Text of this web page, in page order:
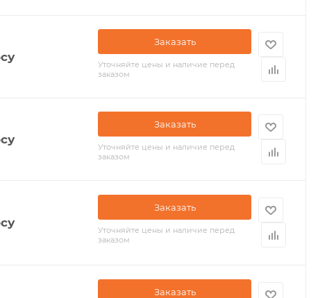
Заказать
Уточняйте цены и наличие перед
заказом
Заказать
Уточняйте цены и наличие перед
заказом
Заказать
Уточняйте цены и наличие перед
заказом
Заказать